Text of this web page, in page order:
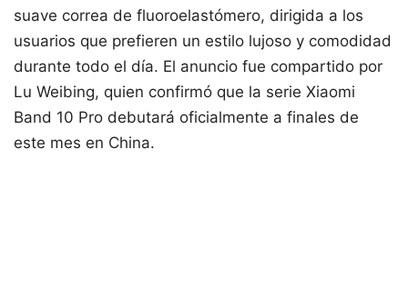
suave correa de fluoroelastómero, dirigida a los
usuarios que prefieren un estilo lujoso y comodidad
durante todo el día. El anuncio fue compartido por
Lu Weibing, quien confirmó que la serie Xiaomi
Band 10 Pro debutará oficialmente a finales de
este mes en China.